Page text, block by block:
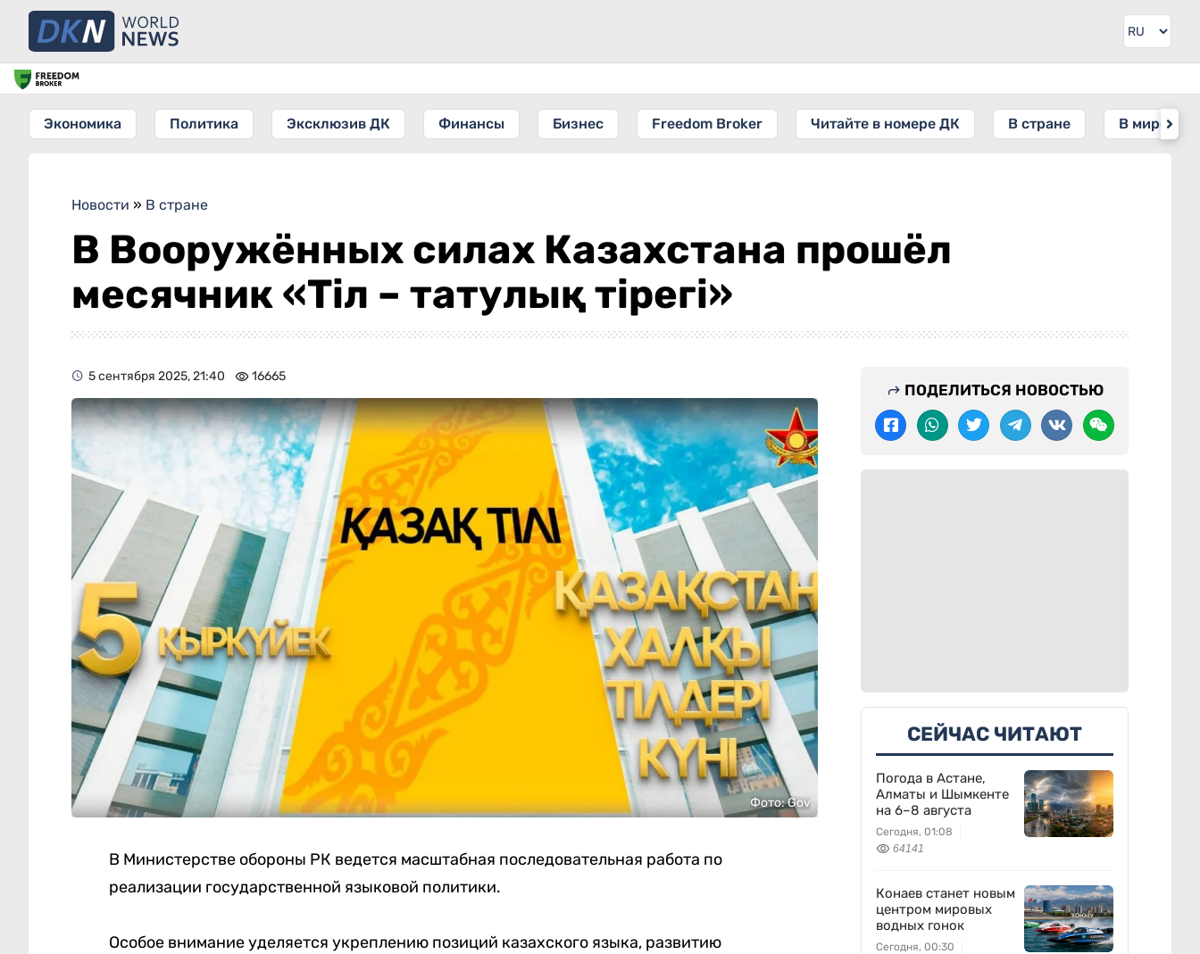
Экономика Политика Эксклюзив ДК Финансы Бизнес Freedom Broker Читайте в номере ДК В стране В мире
Новости » В стране
В Вооружённых силах Казахстана прошёл
месячник «Тіл – татулық тірегі»
5 сентября 2025, 21:40 16665
Фото: Gov
В Министерстве обороны РК ведется масштабная последовательная работа по
реализации государственной языковой политики.
Особое внимание уделяется укреплению позиций казахского языка, развитию
ПОДЕЛИТЬСЯ НОВОСТЬЮ
СЕЙЧАС ЧИТАЮТ
Погода в Астане,
Алматы и Шымкенте
на 6–8 августа
Сегодня, 01:08
64141
Конаев станет новым
центром мировых
водных гонок
Сегодня, 00:30